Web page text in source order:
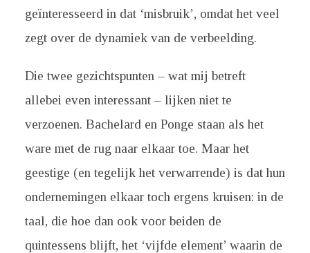
geïnteresseerd in dat ‘misbruik’, omdat het veel
zegt over de dynamiek van de verbeelding.
Die twee gezichtspunten – wat mij betreft
allebei even interessant – lijken niet te
verzoenen. Bachelard en Ponge staan als het
ware met de rug naar elkaar toe. Maar het
geestige (en tegelijk het verwarrende) is dat hun
ondernemingen elkaar toch ergens kruisen: in de
taal, die hoe dan ook voor beiden de
quintessens blijft, het ‘vijfde element’ waarin de